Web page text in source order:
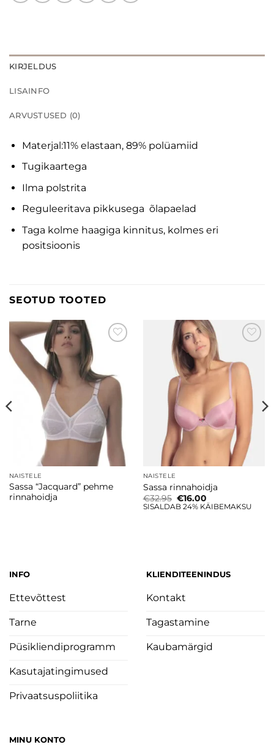
KIRJELDUS
LISAINFO
ARVUSTUSED (0)
Materjal:11% elastaan, 89% polüamiid
Tugikaartega
Ilma polstrita
Reguleeritava pikkusega õlapaelad
Taga kolme haagiga kinnitus, kolmes eri
positsioonis
SEOTUD TOOTED
Lisa
soovinimekirja
NAISTELE
Sassa “Jacquard” pehme
rinnahoidja
soovinimekirja
NAISTELE
Sassa rinnahoidja
€32.95 Algne
hind
€16.00Current
price
SISALDAB 24% KÄIBEMAKSU
INFO
Ettevõttest
Tarne
Püsikliendiprogramm
Kasutajatingimused
Privaatsuspoliitika
KLIENDITEENINDUS
Kontakt
Tagastamine
Kaubamärgid
MINU KONTO